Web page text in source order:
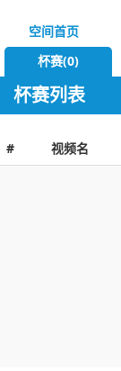
空间首页
杯赛(0)
杯赛列表
# 视频名